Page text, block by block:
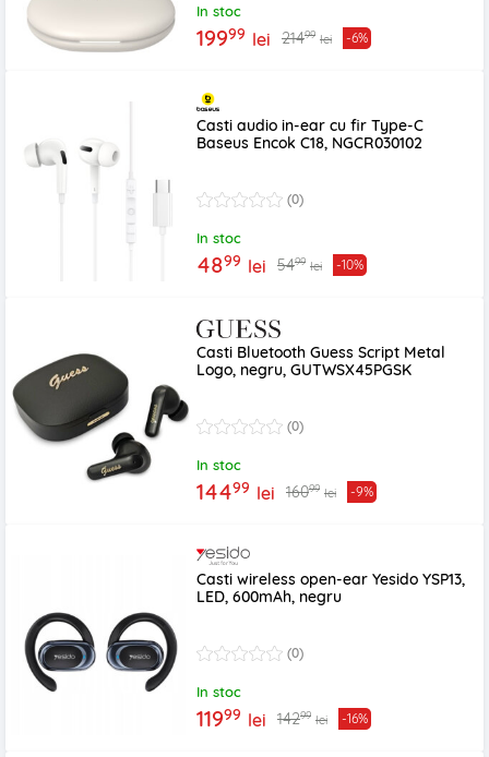
In stoc
19999 lei 21499 lei -6%
Casti audio in-ear cu fir Type-C
Baseus Encok C18, NGCR030102
(0)
In stoc
4899 lei 5499 lei -10%
Casti Bluetooth Guess Script Metal
Logo, negru, GUTWSX45PGSK
(0)
In stoc
14499 lei 16099 lei -9%
Casti wireless open-ear Yesido YSP13,
LED, 600mAh, negru
(0)
In stoc
11999 lei 14299 lei -16%